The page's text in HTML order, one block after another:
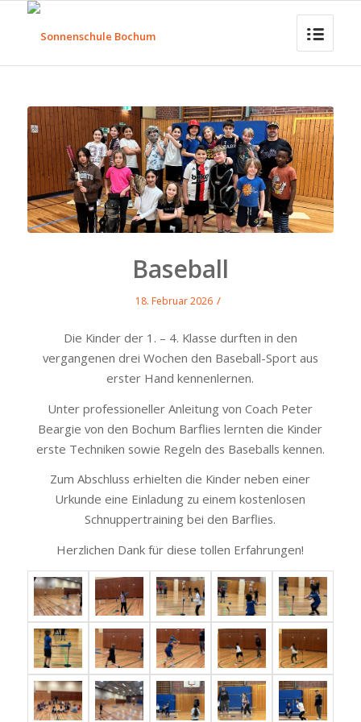
Baseball
18. Februar 2026 /
Die Kinder der 1. – 4. Klasse durften in den
vergangenen drei Wochen den Baseball-Sport aus
erster Hand kennenlernen.
Unter professioneller Anleitung von Coach Peter
Beargie von den Bochum Barflies lernten die Kinder
erste Techniken sowie Regeln des Baseballs kennen.
Zum Abschluss erhielten die Kinder neben einer
Urkunde eine Einladung zu einem kostenlosen
Schnuppertraining bei den Barflies.
Herzlichen Dank für diese tollen Erfahrungen!